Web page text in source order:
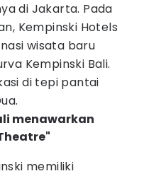
di Jakarta. Pada
Kempinski Hotels
wisata baru
Kempinski Bali.
di tepi pantai
menawarkan
memiliki